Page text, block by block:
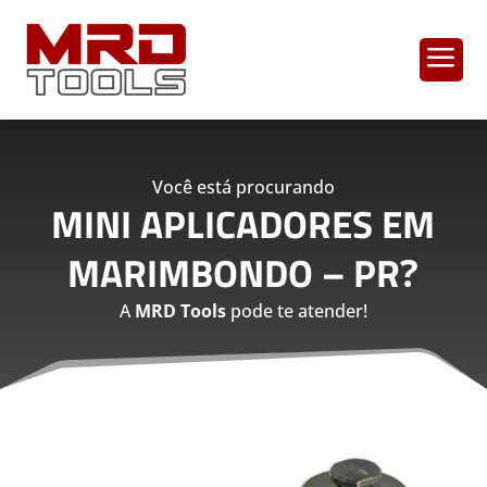
a
Você está procurando
MINI APLICADORES EM
MARIMBONDO – PR?
AMRD Toolspode te atender!